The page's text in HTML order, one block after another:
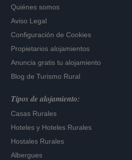
Quiénes somos
Aviso Legal
Configuración de Cookies
Propietarios alojamientos
Anuncia gratis tu alojamiento
Blog de Turismo Rural
Tipos de alojamiento:
Casas Rurales
Hoteles y Hoteles Rurales
Hostales Rurales
Albergues